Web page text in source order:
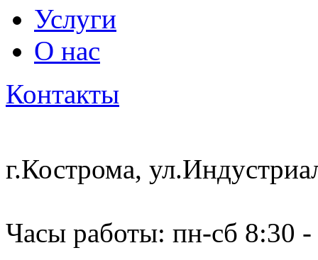
Услуги
О нас
Контакты
г.Кострома,
Часы работы: пн-сб 8:30